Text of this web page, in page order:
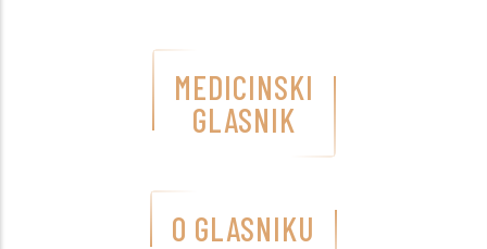
MEDICINSKI
GLASNIK
O GLASNIKU